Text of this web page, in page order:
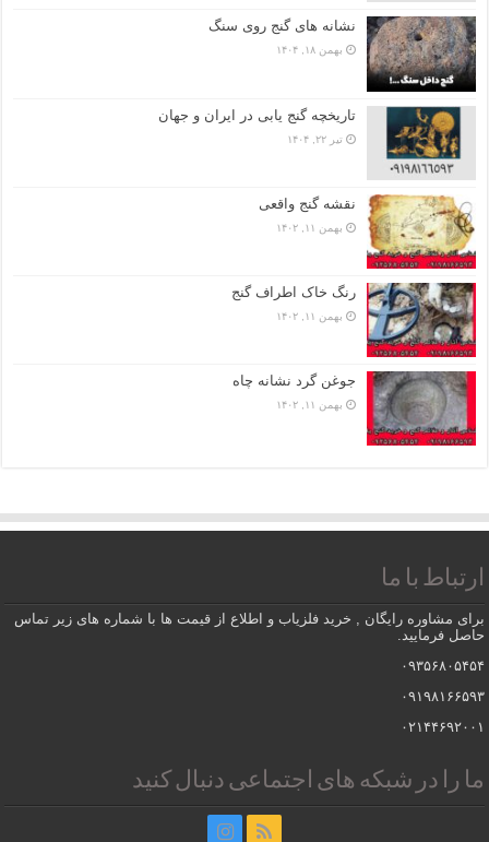
نشانه های گنج روی سنگ
بهمن ۱۸, ۱۴۰۴
تاریخچه گنج‌ یابی در ایران و جهان
تیر ۲۲, ۱۴۰۴
نقشه گنج واقعی
بهمن ۱۱, ۱۴۰۲
رنگ خاک اطراف گنج
بهمن ۱۱, ۱۴۰۲
جوغن گرد نشانه چاه
بهمن ۱۱, ۱۴۰۲
ارتباط با ما
برای مشاوره رایگان , خرید فلزیاب و اطلاع از قیمت ها با شماره های زیر تماس
حاصل فرمایید.
۰۹۳۵۶۸۰۵۴۵۴
۰۹۱۹۸۱۶۶۵۹۳
۰۲۱۴۴۶۹۲۰۰۱
ما را در شبکه های اجتماعی دنبال کنید